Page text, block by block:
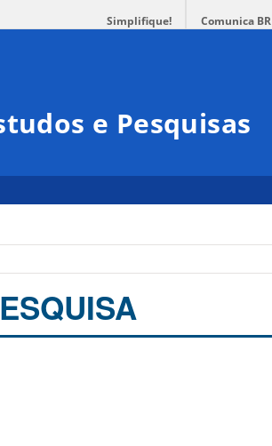
Simplifique! Comunica BR
e Pesquisas